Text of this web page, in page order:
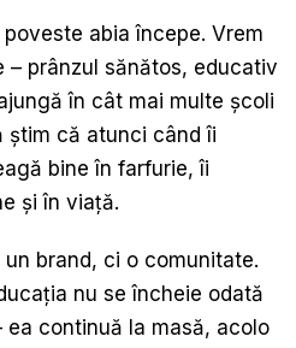
abia începe. Vrem
– prânzul sănătos, educativ
în cât mai multe școli
știm că atunci când îi
bine în farfurie, îi
și în viață.
brand, ci o comunitate.
nu se încheie odată
ea continuă la masă, acolo